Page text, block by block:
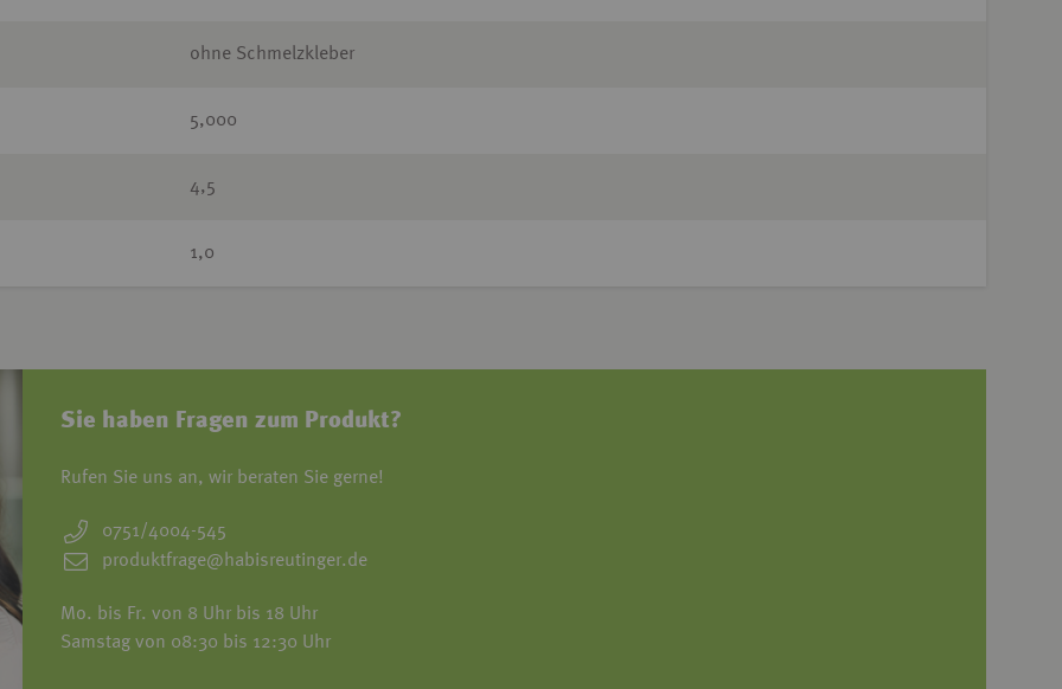
Sie haben Fragen zum Produkt?
Rufen Sie uns an, wir beraten Sie gerne!
0751/4004-545
produktfrage@habisreutinger.de
Mo. bis Fr. von 8 Uhr bis 18 Uhr
Samstag von 08:30 bis 12:30 Uhr
ohne Schmelzkleber
5,000
4,5
1,0